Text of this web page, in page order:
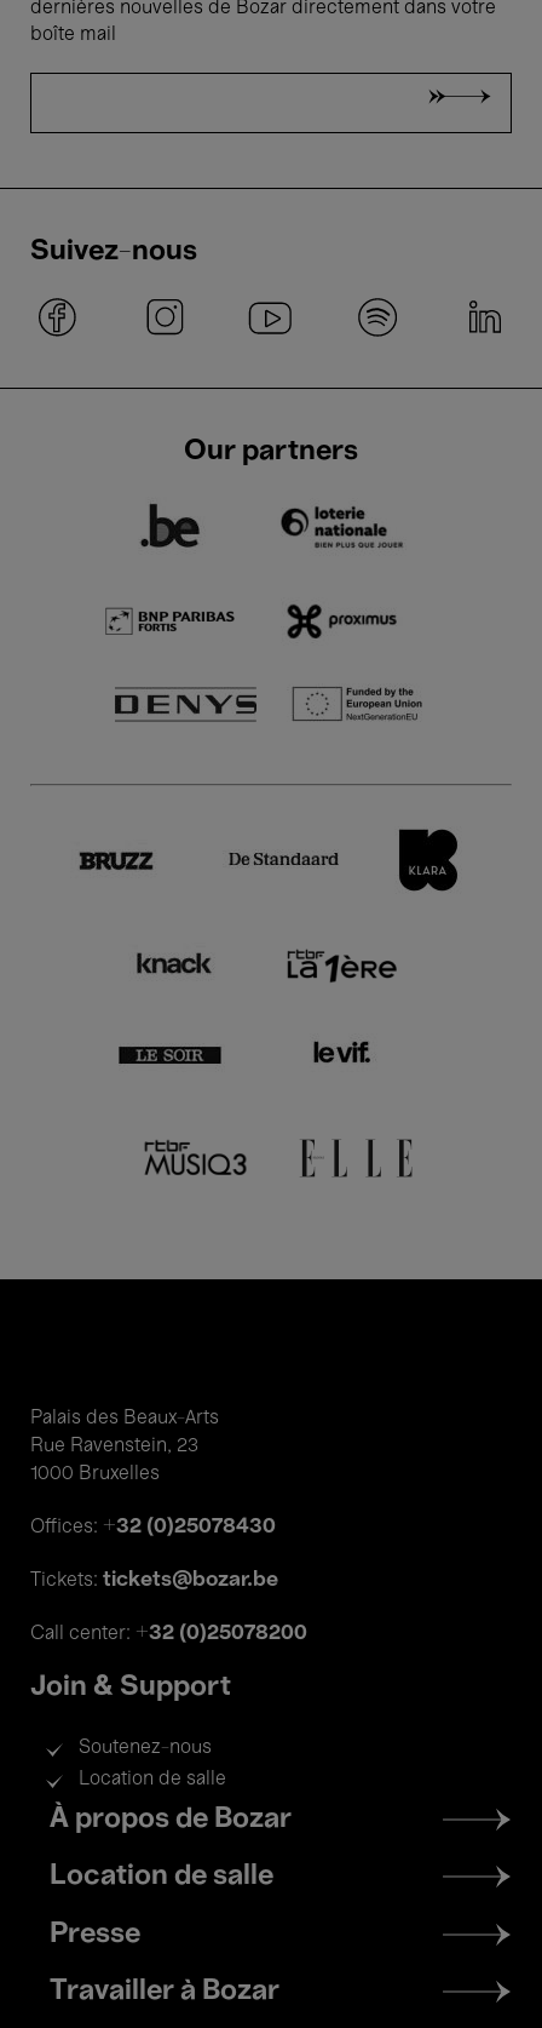
dernières nouvelles de Bozar directement dans votre
boîte mail
Suivez-nous
Our partners
Palais des Beaux-Arts
Rue Ravenstein, 23
1000 Bruxelles
Offices: +32 (0)25078430
Tickets: tickets@bozar.be
Call center: +32 (0)25078200
Join & Support
Soutenez-nous
Location de salle
Footer
menu
À propos de Bozar
Location de salle
Presse
Travailler à Bozar